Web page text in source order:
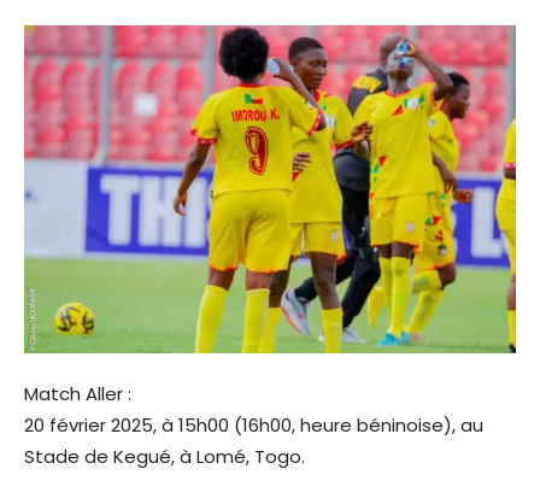
Match Aller :
20 février 2025, à 15h00 (16h00, heure béninoise), au
Stade de Kegué, à Lomé, Togo.